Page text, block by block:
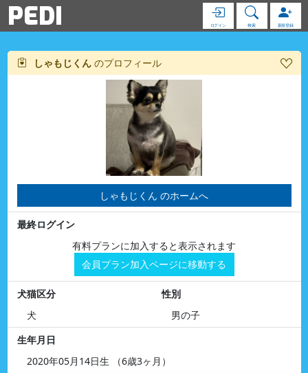
PEDI ログイン 検索 新規登録
しゃもじくん のプロフィール
しゃもじくん のホームへ
最終ログイン
有料プランに加入すると表示されます
会員プラン加入ページに移動する
犬猫区分
犬
性別
男の子
生年月日
2020年05月14日生 （6歳3ヶ月）